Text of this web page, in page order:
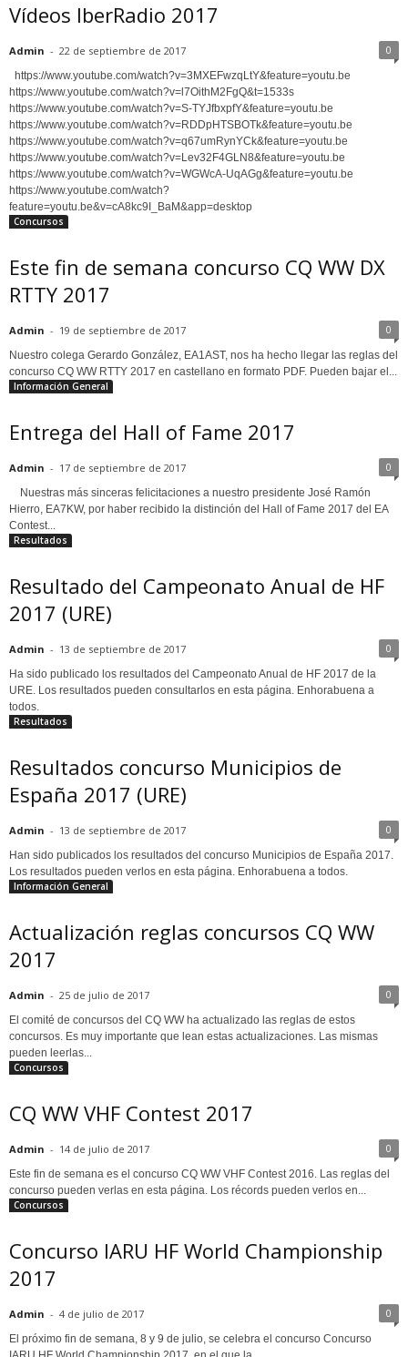
Vídeos IberRadio 2017
Admin - 22 de septiembre de 2017 0
https://www.youtube.com/watch?v=3MXEFwzqLtY&feature=youtu.be
https://www.youtube.com/watch?v=l7OithM2FgQ&t=1533s
https://www.youtube.com/watch?v=S-TYJfbxpfY&feature=youtu.be
https://www.youtube.com/watch?v=RDDpHTSBOTk&feature=youtu.be
https://www.youtube.com/watch?v=q67umRynYCk&feature=youtu.be
https://www.youtube.com/watch?v=Lev32F4GLN8&feature=youtu.be
https://www.youtube.com/watch?v=WGWcA-UqAGg&feature=youtu.be
https://www.youtube.com/watch?
feature=youtu.be&v=cA8kc9I_BaM&app=desktop
Concursos
Este fin de semana concurso CQ WW DX
RTTY 2017
Admin - 19 de septiembre de 2017 0
Nuestro colega Gerardo González, EA1AST, nos ha hecho llegar las reglas del
concurso CQ WW RTTY 2017 en castellano en formato PDF. Pueden bajar el...
Información General
Entrega del Hall of Fame 2017
Admin - 17 de septiembre de 2017 0
Nuestras más sinceras felicitaciones a nuestro presidente José Ramón
Hierro, EA7KW, por haber recibido la distinción del Hall of Fame 2017 del EA
Contest...
Resultados
Resultado del Campeonato Anual de HF
2017 (URE)
Admin - 13 de septiembre de 2017 0
Ha sido publicado los resultados del Campeonato Anual de HF 2017 de la
URE. Los resultados pueden consultarlos en esta página. Enhorabuena a
todos.
Resultados
Resultados concurso Municipios de
España 2017 (URE)
Admin - 13 de septiembre de 2017 0
Han sido publicados los resultados del concurso Municipios de España 2017.
Los resultados pueden verlos en esta página. Enhorabuena a todos.
Información General
Actualización reglas concursos CQ WW
2017
Admin - 25 de julio de 2017 0
El comité de concursos del CQ WW ha actualizado las reglas de estos
concursos. Es muy importante que lean estas actualizaciones. Las mismas
pueden leerlas...
Concursos
CQ WW VHF Contest 2017
Admin - 14 de julio de 2017 0
Este fin de semana es el concurso CQ WW VHF Contest 2016. Las reglas del
concurso pueden verlas en esta página. Los récords pueden verlos en...
Concursos
Concurso IARU HF World Championship
2017
Admin - 4 de julio de 2017 0
El próximo fin de semana, 8 y 9 de julio, se celebra el concurso Concurso